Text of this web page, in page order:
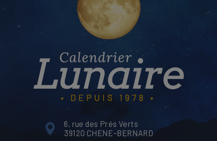
6, rue des Prés Verts
39120 CHENE-BERNARD